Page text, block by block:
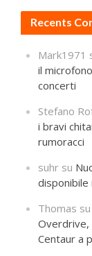
Recents
Mark1971
il
concerti
Stefano
i bravi
rumoracci
suhr su
Thomas su
Overdrive,
Centaur a